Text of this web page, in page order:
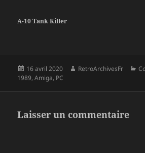
A-10 Tank Killer
Publié
le
16 avril 2020 Auteur
RetroArchivesFr
1989,Amiga, PC
Laisser un commentaire